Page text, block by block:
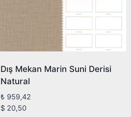
Dış Mekan Marin Suni Derisi
Natural
₺ 959,42
$20,50